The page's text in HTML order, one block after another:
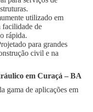
utilizado em
facilidade de
rápida.
para grandes
civil e na
em Curaçá – BA
gama de aplicações em